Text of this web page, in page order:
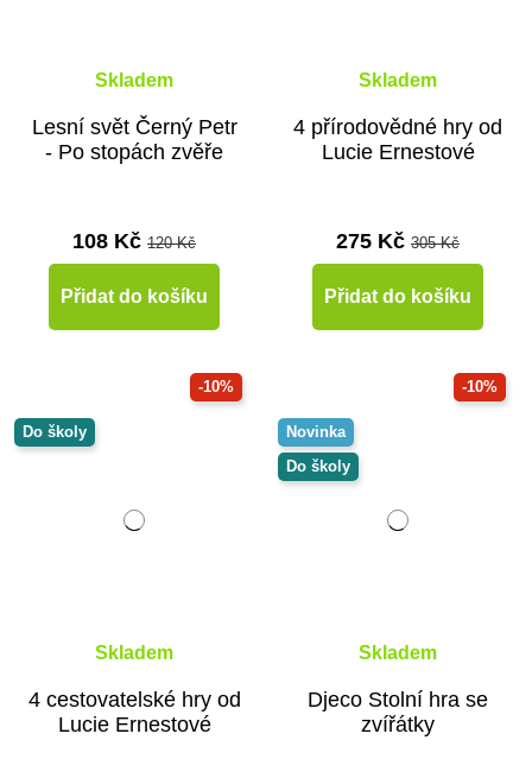
Skladem
Lesní svět Černý Petr
- Po stopách zvěře
108 Kč 120 Kč
Přidat do košíku
Skladem
4 přírodovědné hry od
Lucie Ernestové
275 Kč 305 Kč
Přidat do košíku
-10%
Do školy
Skladem
4 cestovatelské hry od
Lucie Ernestové
-10%
Novinka
Do školy
Skladem
Djeco Stolní hra se
zvířátky